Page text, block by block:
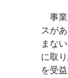
事業
スが
まな
に取
を受